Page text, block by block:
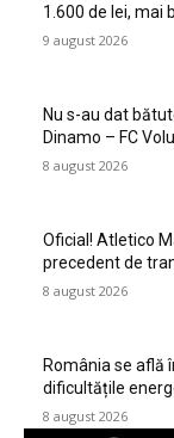
1.600 de lei, mai
9 august 2026
Nu s-au dat
Dinamo – FC
8 august 2026
Oficial! Atletico
precedent de
8 august 2026
România se află
dificultățile
8 august 2026